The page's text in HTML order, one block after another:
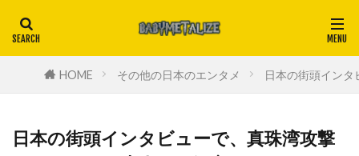
HOME その他の日本のエンタメ 日本の街頭イン
日本の街頭インタビューで、真珠湾攻撃